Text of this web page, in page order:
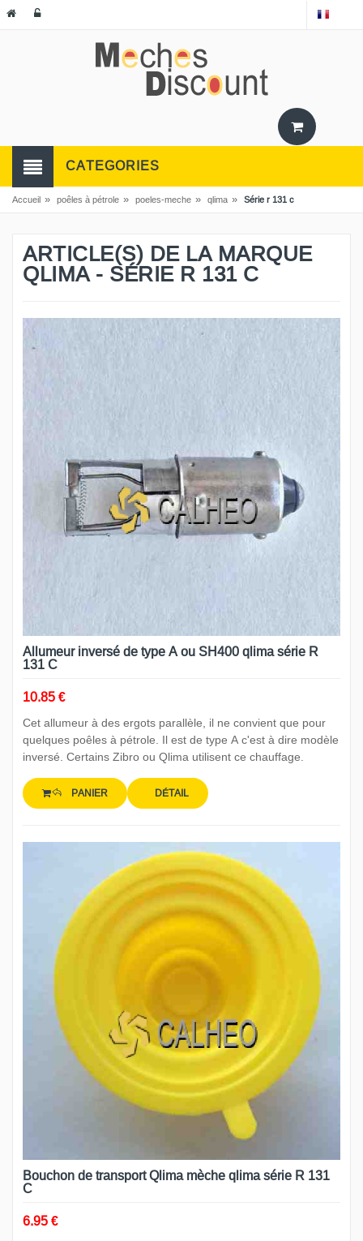
CATEGORIES
Accueil » poêles à pétrole » poeles-meche » qlima » Série r 131 c
ARTICLE(S) DE LA MARQUE
QLIMA - SÉRIE R 131 C
Allumeur inversé de type A ou SH400 qlima série R
131 C
10.85 €
Cet allumeur à des ergots parallèle, il ne convient que pour
quelques poêles à pétrole. Il est de type A c'est à dire modèle
inversé. Certains Zibro ou Qlima utilisent ce chauffage.
PANIER DÉTAIL
Bouchon de transport Qlima mèche qlima série R 131
C
6.95 €